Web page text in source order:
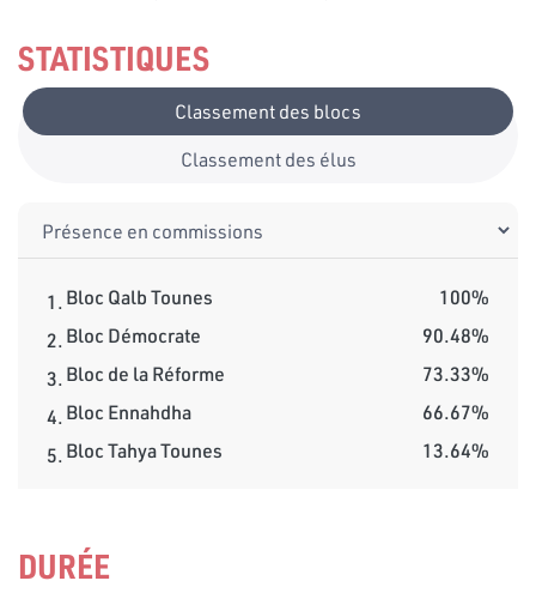
STATISTIQUES
Classement des blocs
Classement des élus
1.Bloc Qalb Tounes
100%
2.Bloc Démocrate
90.48%
3.Bloc de la Réforme
73.33%
4.Bloc Ennahdha
66.67%
5.Bloc Tahya Tounes 13.64%
DURÉE